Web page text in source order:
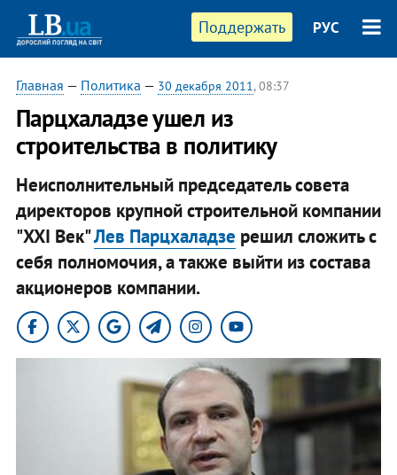
Поддержать РУС
Главная — Политика — 30 декабря 2011, 08:37
Парцхаладзе ушел из
строительства в политику
Неисполнительный председатель совета
директоров крупной строительной компании
"XXI Век"Лев Парцхаладзе решил сложить с
себя полномочия, а также выйти из состава
акционеров компании.